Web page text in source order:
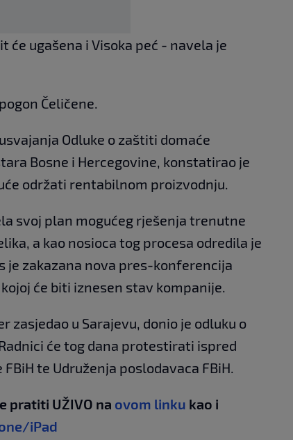
će ugašena i Visoka peć - navela je
Čeličene.
Odluke o zaštiti domaće
Bosne i Hercegovine, konstatirao je
održati rentabilnom proizvodnju.
svoj plan mogućeg rješenja trenutne
a kao nosioca tog procesa odredila je
je zakazana nova pres-konferencija
će biti iznesen stav kompanije.
zasjedao u Sarajevu, donio je odluku o
će tog dana protestirati ispred
te Udruženja poslodavaca FBiH.
pratiti UŽIVO na ovom linku kao i
iPad